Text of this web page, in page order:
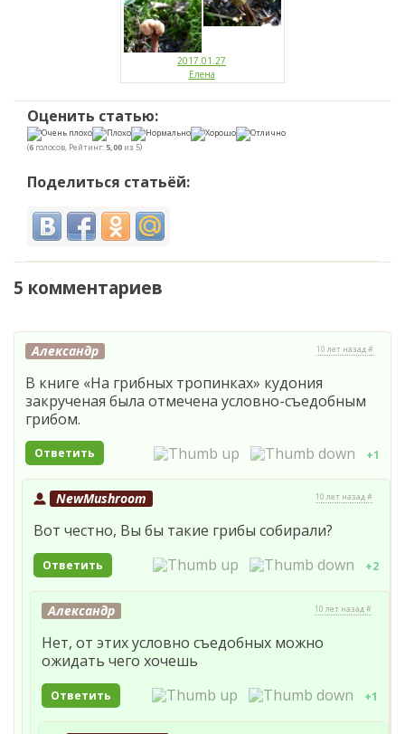
2017.01.27
Елена
Оценить статью:
(6 голосов, Рейтинг: 5,00 из 5)
Поделиться статьёй:
5 комментариев
Александр 10 лет назад #
В книге «На грибных тропинках» кудония
закрученая была отмечена условно-съедобным
грибом.
Ответить +1
NewMushroom 10 лет назад #
Вот честно, Вы бы такие грибы собирали?
Ответить +2
Александр 10 лет назад #
Нет, от этих условно съедобных можно
ожидать чего хочешь
Ответить +1